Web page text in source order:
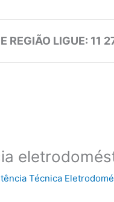
REGIÃO LIGUE:
Técnica